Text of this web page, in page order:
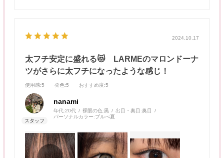
2024.10.17
太フチ安定に盛れる😻 LARMEのマロンドーナ
ツがさらに太フチになったような感じ！
使用感:5 発色:5 おすすめ度:5
nanami
年代:20代 裸眼の色:黒 出目・奥目:奥目
パーソナルカラー:ブルべ夏